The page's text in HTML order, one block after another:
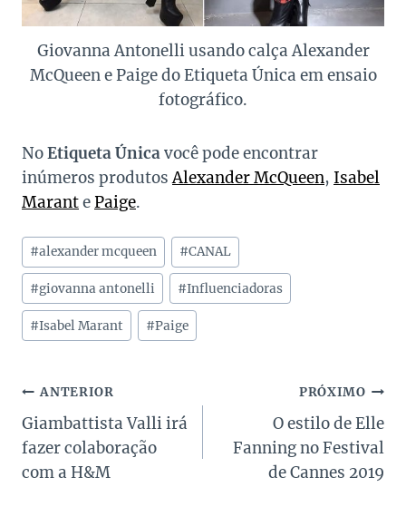
Giovanna Antonelli usando calça Alexander
McQueen e Paige do Etiqueta Única em ensaio
fotográfico.
NoEtiqueta Únicavocê pode encontrar
inúmeros produtosAlexander McQueen, Isabel
MarantePaige.
Tags
do
Post:
#alexander mcqueen #CANAL
#giovanna antonelli #Influenciadoras
#Isabel Marant #Paige
Navegação
de
Post
ANTERIOR
Giambattista Valli irá
fazer colaboração
com a H&M
PRÓXIMO
O estilo de Elle
Fanning no Festival
de Cannes 2019